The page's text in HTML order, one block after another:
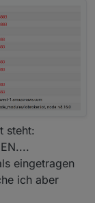
steht:
eingetragen
ich aber